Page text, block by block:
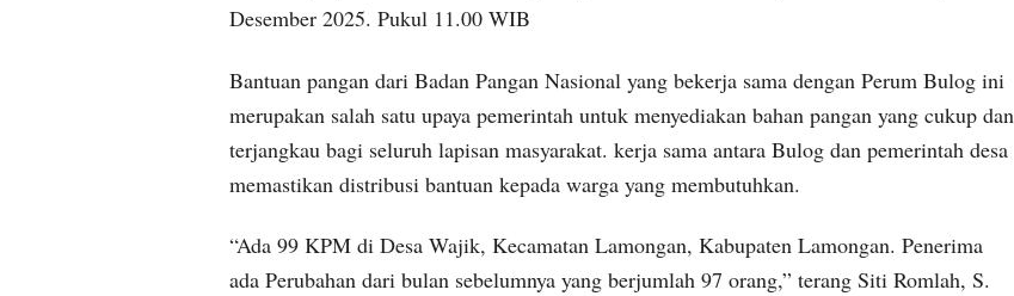
Desember 2025. Pukul 11.00 WIB
Bantuan pangan dari Badan Pangan Nasional yang bekerja sama dengan Perum Bulog ini
merupakan salah satu upaya pemerintah untuk menyediakan bahan pangan yang cukup dan
terjangkau bagi seluruh lapisan masyarakat. kerja sama antara Bulog dan pemerintah desa
memastikan distribusi bantuan kepada warga yang membutuhkan.
“Ada 99 KPM di Desa Wajik, Kecamatan Lamongan, Kabupaten Lamongan. Penerima
ada Perubahan dari bulan sebelumnya yang berjumlah 97 orang,” terang Siti Romlah, S.